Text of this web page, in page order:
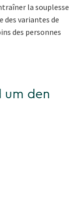
la souplesse
des variantes de
des personnes
um den